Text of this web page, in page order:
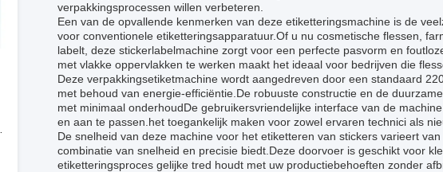
verpakkingsprocessen willen verbeteren.
Een van de opvallende kenmerken van deze etiketteringsmachine is de
voor conventionele etiketteringsapparatuur.Of u nu cosmetische flessen,
labelt, deze stickerlabelmachine zorgt voor een perfecte pasvorm en
met vlakke oppervlakken te werken maakt het ideaal voor bedrijven die
Deze verpakkingsetiketmachine wordt aangedreven door een standaard
met behoud van energie-efficiëntie.De robuuste constructie en de
met minimaal onderhoudDe gebruikersvriendelijke interface van de
en aan te passen.het toegankelijk maken voor zowel ervaren technici als
De snelheid van deze machine voor het etiketteren van stickers varieert
combinatie van snelheid en precisie biedt.Deze doorvoer is geschikt voor
etiketteringsproces gelijke tred houdt met uw productiebehoeften zonder